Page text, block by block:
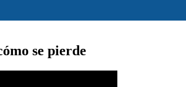
se pierde